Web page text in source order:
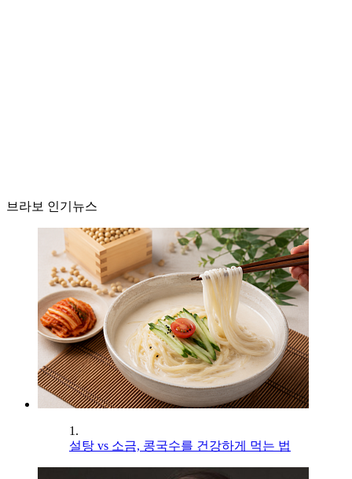
브라보 인기뉴스
1.
설탕 vs 소금, 콩국수를 건강하게 먹는 법